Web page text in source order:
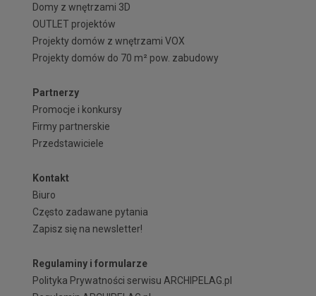
Domy z wnętrzami 3D
OUTLET projektów
Projekty domów z wnętrzami VOX
Projekty domów do 70 m² pow. zabudowy
Partnerzy
Promocje i konkursy
Firmy partnerskie
Przedstawiciele
Kontakt
Biuro
Często zadawane pytania
Zapisz się na newsletter!
Regulaminy i formularze
Polityka Prywatności serwisu ARCHIPELAG.pl